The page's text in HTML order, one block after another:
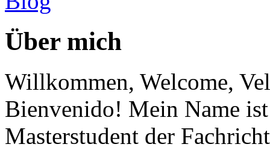
Über mich
Willkommen, Welcome,
Bienvenido! Mein Name
Masterstudent der